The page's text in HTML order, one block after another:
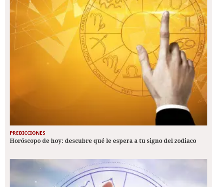
PREDICCIONES
Horóscopo de hoy: descubre qué le espera a tu signo del zodiaco